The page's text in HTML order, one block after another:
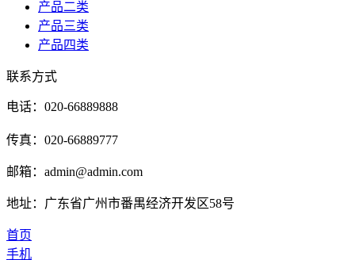
产品二类
产品三类
产品四类
联系方式
电话：020-66889888
传真：020-66889777
邮箱：admin@admin.com
地址：广东省广州市番禺经济开发区58号
首页
手机